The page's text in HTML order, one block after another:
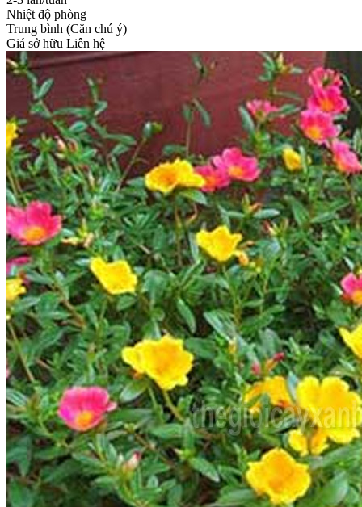
Nhiệt độ phòng
Trung bình (Căn chú ý)
Giá sở hữu Liên hệ